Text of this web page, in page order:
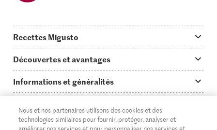
Recettes Migusto
Idées de menus
Plats principaux
Simple & vite prêt
Découvertes et avantages
On en parle...
Tutoriels
Informations et généralités
Questions concernant Migusto
Cuisiner avec Migusto
Supermarché
Nous et nos partenaires utilisons des cookies et des
technologies similaires pour fournir, protéger, analyser et